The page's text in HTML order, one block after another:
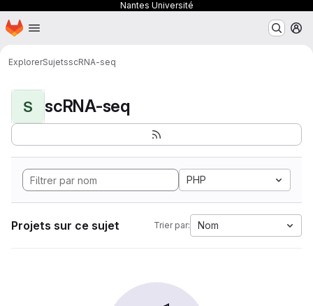
Nantes Université
Passer au contenu principal
Page d'accueil
ExplorerSujetsscRNA-seq
S scRNA-seq
PHP
Projets sur ce sujet Trier par: Nom